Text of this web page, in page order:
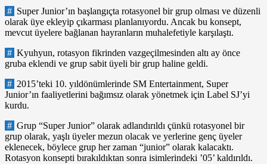
# Super Junior’ın başlangıçta rotasyonel bir grup olması ve düzenli
olarak üye ekleyip çıkarması planlanıyordu. Ancak bu konsept,
mevcut üyelere bağlanan hayranların muhalefetiyle karşılaştı.
# Kyuhyun, rotasyon fikrinden vazgeçilmesinden altı ay önce
gruba eklendi ve grup sabit üyeli bir grup haline geldi.
# 2015’teki 10. yıldönümlerinde SM Entertainment, Super
Junior’ın faaliyetlerini bağımsız olarak yönetmek için Label SJ’yi
kurdu.
# Grup “Super Junior” olarak adlandırıldı çünkü rotasyonel bir
grup olarak, yaşlı üyeler mezun olacak ve yerlerine genç üyeler
eklenecek, böylece grup her zaman “junior” olarak kalacaktı.
Rotasyon konsepti bırakıldıktan sonra isimlerindeki ’05’ kaldırıldı.